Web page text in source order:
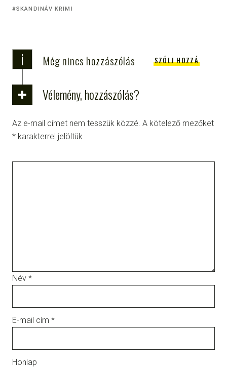
SKANDINÁV KRIMI
i Még nincs hozzászólás SZÓLJ HOZZÁ
Vélemény, hozzászólás?
Az e-mail címet nem tesszük közzé. A kötelező mezőket
* karakterrel jelöltük
Név *
E-mail cím *
Honlap